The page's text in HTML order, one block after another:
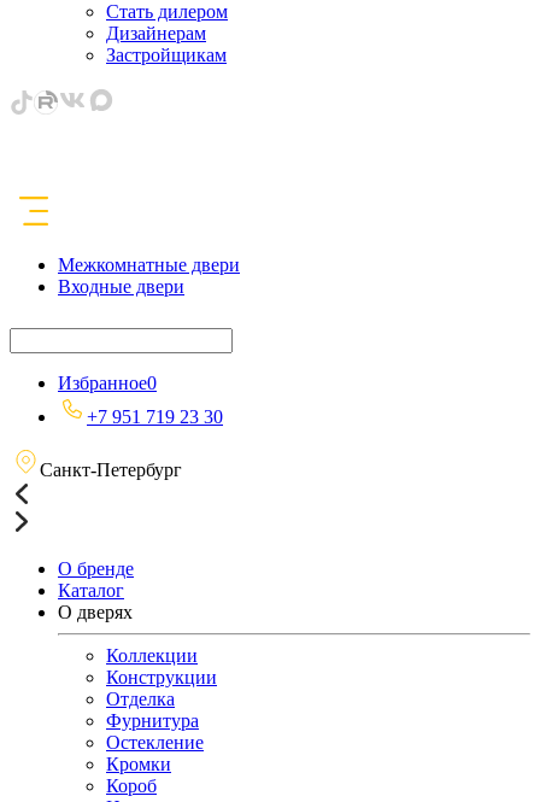
Стать дилером
Дизайнерам
Застройщикам
Межкомнатные двери
Входные двери
Избранное0
+7 951 719 23 30
Санкт-Петербург
О бренде
Каталог
О дверях
Коллекции
Конструкции
Отделка
Фурнитура
Остекление
Кромки
Короб